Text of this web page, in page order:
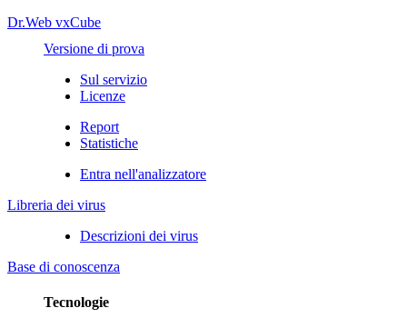
Dr.Web vxCube
Versione di prova
Sul servizio
Licenze
Report
Statistiche
Entra nell'analizzatore
Libreria dei virus
Descrizioni dei virus
Base di conoscenza
Tecnologie